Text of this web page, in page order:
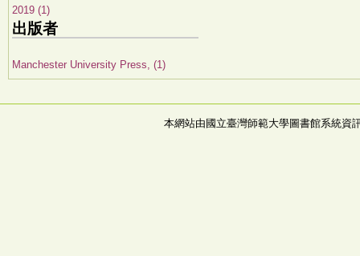
2019 (1)
出版者
Manchester University Press, (1)
本網站由國立臺灣師範大學圖書館系統資